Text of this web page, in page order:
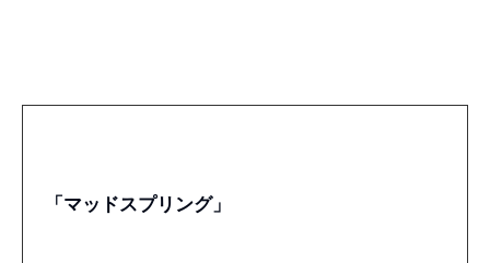
「マッドスプリング」